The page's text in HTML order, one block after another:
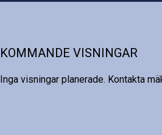
KOMMANDE VISNINGAR
Inga visningar planerade. Kontakta